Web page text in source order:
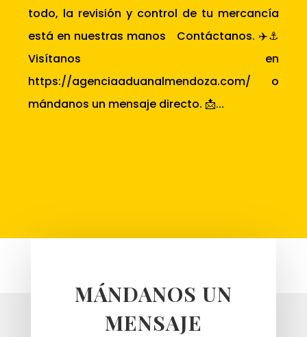
todo, la revisión y control de tu mercancía
está en nuestras manos Contáctanos. ✈️⚓
Visítanos en
https://agenciaaduanalmendoza.com/ o
mándanos un mensaje directo. 📩...
MÁNDANOS UN
MENSAJE